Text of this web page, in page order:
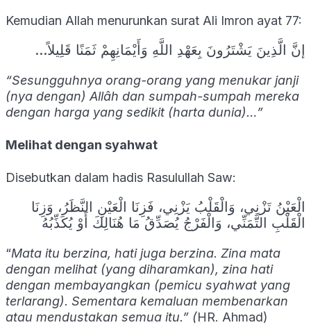
Kemudian Allah menurunkan surat Ali Imron ayat 77:
…إنَّ الَّذِينَ يَشْتَرُونَ بِعَهْدِ اللَّهِ وَأَيْمَانِهِمْ ثَمَنًا قَلِيلاً
“Sesungguhnya orang-orang yang menukar janji
(nya dengan) Allâh dan sumpah-sumpah mereka
dengan harga yang sedikit (harta dunia)…”
Melihat dengan syahwat
Disebutkan dalam hadis Rasulullah Saw:
الْعَيْنُ تَزْنِي، وَالْقَلْبُ يَزْنِي، فَزِنَا الْعَيْنِ النَّظَرُ، وَزِنَا
الْقَلْبِ التَّمَنِّي، وَالْفَرْجُ يُصَدِّقُ مَا هُنَالِكَ أَوْ يُكَذِّبُهُ
“Mata itu berzina, hati juga berzina. Zina mata
dengan melihat (yang diharamkan), zina hati
dengan membayangkan (pemicu syahwat yang
terlarang). Sementara kemaluan membenarkan
atau mendustakan semua itu.” (HR. Ahmad)